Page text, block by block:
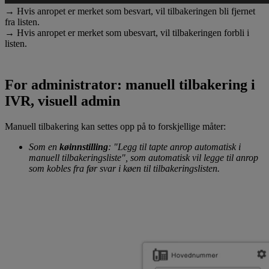
→ Hvis anropet er merket som besvart, vil tilbakeringen bli fjernet
fra listen.
→ Hvis anropet er merket som ubesvart, vil tilbakeringen forbli i
listen.
For administrator: manuell tilbakering i
IVR, visuell admin
Manuell tilbakering kan settes opp på to forskjellige måter:
Som en køinnstilling: "Legg til tapte anrop automatisk i
manuell tilbakeringsliste", som automatisk vil legge til anrop
som kobles fra før svar i køen til tilbakeringslisten.